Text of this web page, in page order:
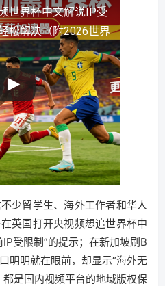
世界杯中文解说IP受
松解决（附2026世界
少留学生、海外工作者和华人
英国打开央视频想追世界杯中
受限制”的提示；在新加坡刷B
明明就在眼前，却显示“海外无
是国内视频平台的地域版权保